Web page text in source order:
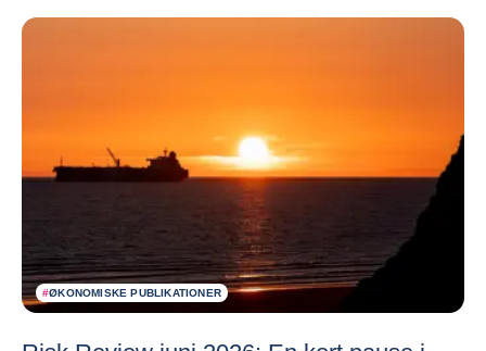
#ØKONOMISKE PUBLIKATIONER